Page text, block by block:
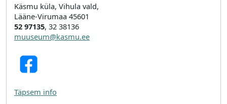
Käsmu küla, Vihula vald,
Lääne-Virumaa 45601
52 97135, 32 38136
muuseum@kasmu.ee
Täpsem info